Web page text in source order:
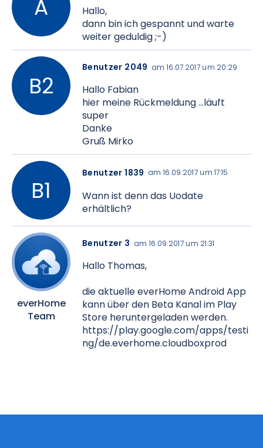
Hallo,
dann bin ich gespannt und warte
weiter geduldig ;-)
Benutzer 2049 am 16.07.2017 um 20:29
Hallo Fabian
hier meine Rückmeldung ...läuft
super
Danke
Gruß Mirko
Benutzer 1839 am 16.09.2017 um 17:15
Wann ist denn das Uodate
erhältlich?
everHome
Team
Benutzer 3 am 16.09.2017 um 21:31
Hallo Thomas,
die aktuelle everHome Android App
kann über den Beta Kanal im Play
Store heruntergeladen werden.
https://play.google.com/apps/testi
ng/de.everhome.cloudboxprod